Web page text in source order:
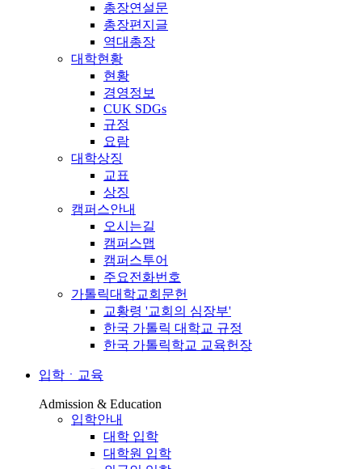
총장연설문
총장편지글
역대총장
대학현황
현황
경영정보
CUK SDGs
규정
요람
대학상징
교표
상징
캠퍼스안내
오시는길
캠퍼스맵
캠퍼스투어
주요전화번호
가톨릭대학교회문헌
교황령 '교회의 심장부'
한국 가톨릭 대학교 규정
한국 가톨릭학교 교육헌장
입학ㆍ교육
Admission & Education
입학안내
대학 입학
대학원 입학